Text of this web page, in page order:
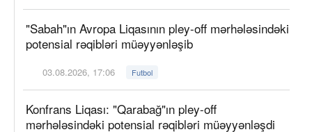
"Sabah"ın Avropa Liqasının pley-off mərhələsindəki
potensial rəqibləri müəyyənləşib
03.08.2026, 17:06 Futbol
Konfrans Liqası: "Qarabağ"ın pley-off
mərhələsindəki potensial rəqibləri müəyyənləşdi